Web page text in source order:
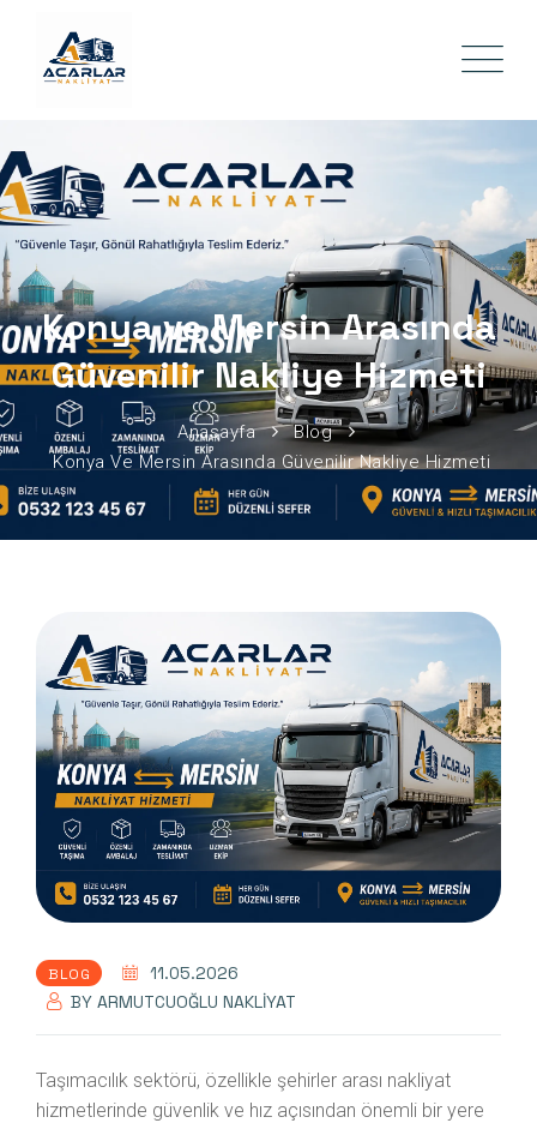
Konya ve Mersin Arasında
Güvenilir Nakliye Hizmeti
Anasayfa
Blog
Konya Ve Mersin Arasında Güvenilir Nakliye Hizmeti
BLOG
11.05.2026
BY ARMUTCUOĞLU NAKLIYAT
Taşımacılık sektörü, özellikle şehirler arası nakliyat
hizmetlerinde güvenlik ve hız açısından önemli bir yere